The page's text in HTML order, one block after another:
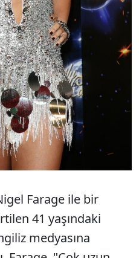
Farage ile bir
41 yaşındaki
medyasına